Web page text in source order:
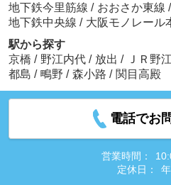
地下鉄今里筋線 / おおさか東線 /
地下鉄中央線 / 大阪モノレール
駅から探す
京橋 / 野江内代 / 放出 / ＪＲ野江
都島 / 鴫野 / 森小路 / 関目高殿
電話でお
営業時間：
定休日：